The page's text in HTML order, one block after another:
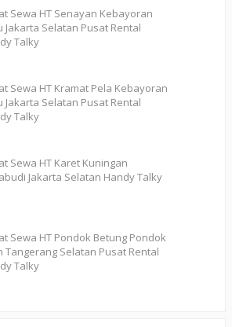
Sewa HT Senayan Kebayoran
Jakarta Selatan Pusat Rental
Talky
Sewa HT Kramat Pela Kebayoran
Jakarta Selatan Pusat Rental
Talky
Sewa HT Karet Kuningan
Jakarta Selatan Handy Talky
Sewa HT Pondok Betung Pondok
Tangerang Selatan Pusat Rental
Talky